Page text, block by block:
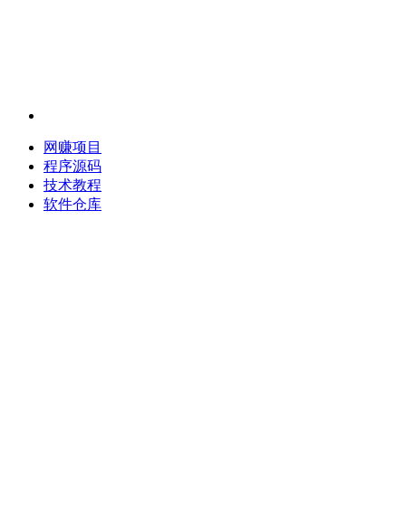
网赚项目
程序源码
技术教程
软件仓库